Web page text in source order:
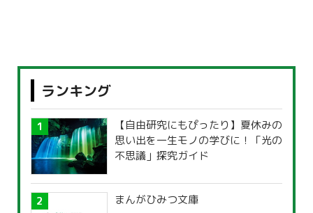
ランキング
【自由研究にもぴったり】夏休みの
思い出を一生モノの学びに！「光の
不思議」探究ガイド
まんがひみつ文庫